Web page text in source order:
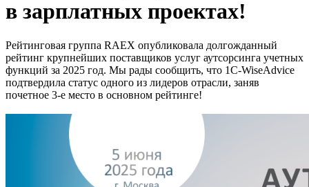
в зарплатных проектах!
Рейтинговая группа RAEX опубликовала долгожданный
рейтинг крупнейших поставщиков услуг аутсорсинга учетных
функций за 2025 год. Мы рады сообщить, что 1C-WiseAdvice
подтвердила статус одного из лидеров отрасли, заняв
почетное 3-е место в основном рейтинге!